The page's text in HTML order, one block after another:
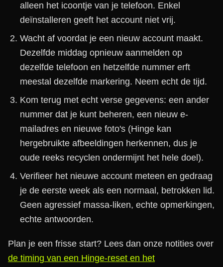
alleen het icoontje van je telefoon. Enkel
deïnstalleren geeft het account niet vrij.
Wacht af voordat je een nieuw account maakt.
Dezelfde middag opnieuw aanmelden op
dezelfde telefoon en hetzelfde nummer erft
meestal dezelfde markering. Neem echt de tijd.
Kom terug met echt verse gegevens: een ander
nummer dat je kunt beheren, een nieuw e-
mailadres en nieuwe foto's (Hinge kan
hergebruikte afbeeldingen herkennen, dus je
oude reeks recyclen ondermijnt het hele doel).
Verifieer het nieuwe account meteen en gedraag
je de eerste week als een normaal, betrokken lid.
Geen agressief massa-liken, echte opmerkingen,
echte antwoorden.
Plan je een frisse start? Lees dan onze notities over
de timing van een Hinge-reset en het